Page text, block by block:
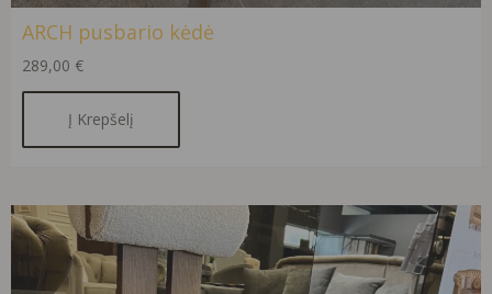
ARCH pusbario kėdė
289,00 €
Į Krepšelį